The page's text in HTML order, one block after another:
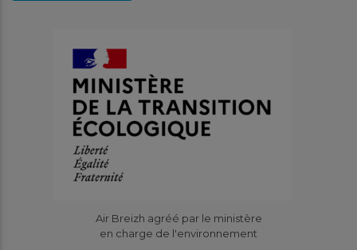
Air Breizh agréé par le ministère
en charge de l'environnement